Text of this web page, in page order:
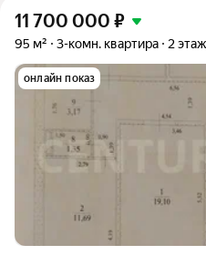
11 700 000 ₽
95 м² 3-комн. квартира 2
онлайн показ